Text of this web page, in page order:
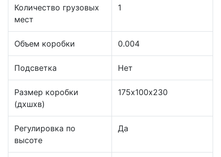
Количество грузовых
мест
1
Объем коробки 0.004
Подсветка Нет
Размер коробки
(дхшхв)
175х100х230
Регулировка по
высоте
Да